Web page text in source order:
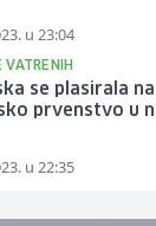
u 23:04
VATRENIH
se plasirala
prvenstvo u
u 22:35